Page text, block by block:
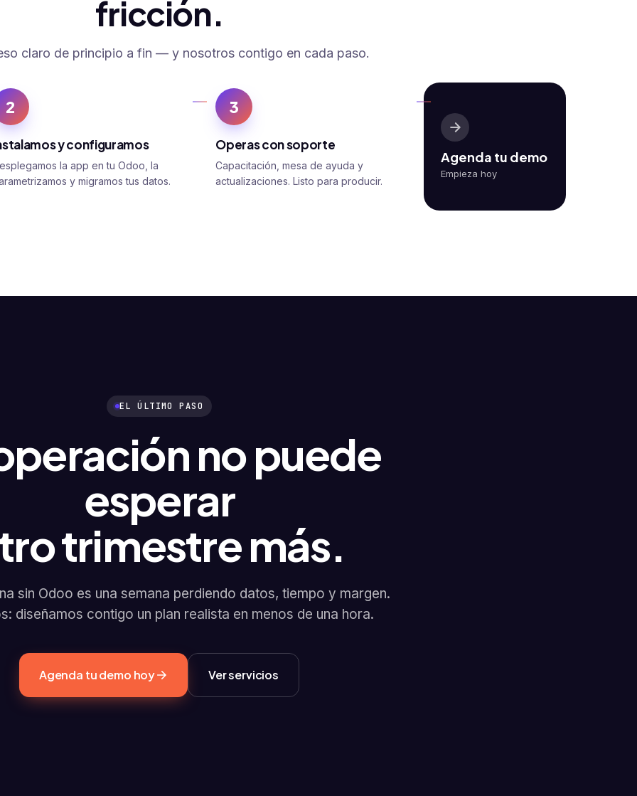
fricción.
claro de principio a fin — y nosotros contigo en cada paso.
2
y configuramos
la app en tu Odoo, la
y migramos tus datos.
3
Operas con soporte
Capacitación, mesa de ayuda y
actualizaciones. Listo para producir.
Agenda tu demo
Empieza hoy
EL ÚLTIMO PASO
no puede
esperar
trimestre más.
sin Odoo es una semana perdiendo datos, tiempo y margen.
diseñamos contigo un plan realista en menos de una hora.
Agenda tu demo hoy Ver servicios